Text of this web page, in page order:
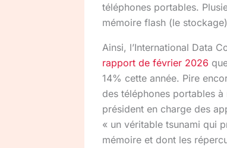
téléphones portables.
mémoire flash (le
Ainsi, l’International Data
rapport de février 2026
14% cette année. Pire
des téléphones portables
président en charge des
« un véritable tsunami qui
mémoire et dont les